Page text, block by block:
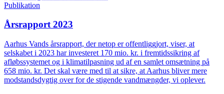
Publikation
Årsrapport 2023
Aarhus Vands årsrapport, der netop er offentliggjort, viser, at
selskabet i 2023 har investeret 170 mio. kr. i fremtidssikring af
afløbssystemet og i klimatilpasning ud af en samlet omsætning på
658 mio. kr. Det skal være med til at sikre, at Aarhus bliver mere
modstandsdygtig over for de stigende vandmængder, vi oplever.